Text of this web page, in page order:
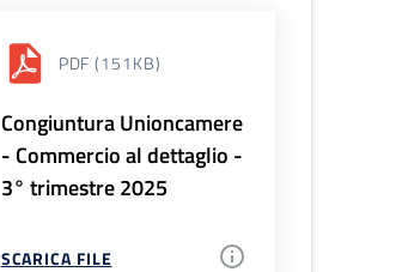
PDF (151KB)
Congiuntura Unioncamere
- Commercio al dettaglio -
3° trimestre 2025
SCARICA FILE